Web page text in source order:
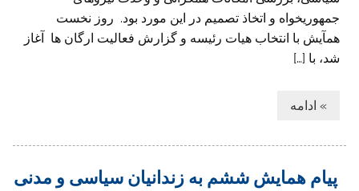
جمهوریخواه و اتخاذ تصمیم در این مورد بود. روز نخست
همآیش با انتخاب هیات رئیسه و گزارش فعالیت ارگان ها آغاز
شد، با […]
» ادامه
پیام همایش ششم به زندانیان سیاسی و مدنی